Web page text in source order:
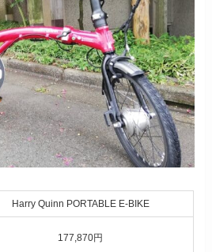
Harry Quinn PORTABLE E-BIKE
177,870円